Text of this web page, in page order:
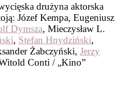
drużyna aktorska
Józef Kempa, Eugeniusz
Dymsza, Mieczysław L.
, Stefan Hnydziński,
Żabczyński, Jerzy
Conti / „Kino”